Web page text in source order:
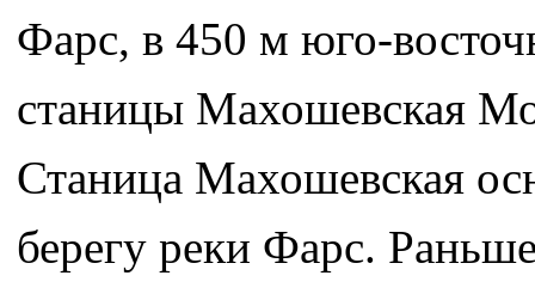
Фарс, в 450 м юго-
станицы Махошевская
Станица Махошевская
берегу реки Фарс.